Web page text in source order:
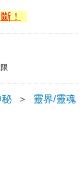
！
＞ 靈界/靈魂